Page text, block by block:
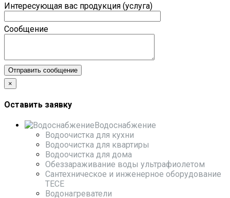
Интересующая вас продукция (услуга)
Сообщение
×
Оставить заявку
Водоснабжение
Водоочистка для кухни
Водоочистка для квартиры
Водоочистка для дома
Обеззараживание воды ультрафиолетом
Сантехническое и инженерное оборудование
TECE
Водонагреватели